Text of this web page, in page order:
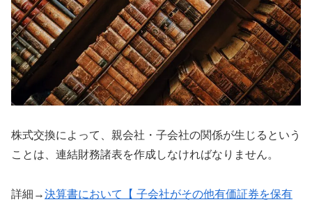
株式交換によって、親会社・子会社の関係が生じるという
ことは、連結財務諸表を作成しなければなりません。
詳細→決算書において【 子会社がその他有価証券を保有